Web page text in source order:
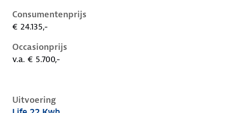
Consumentenprijs
€ 24.135,-
Occasionprijs
v.a. € 5.700,-
Uitvoering